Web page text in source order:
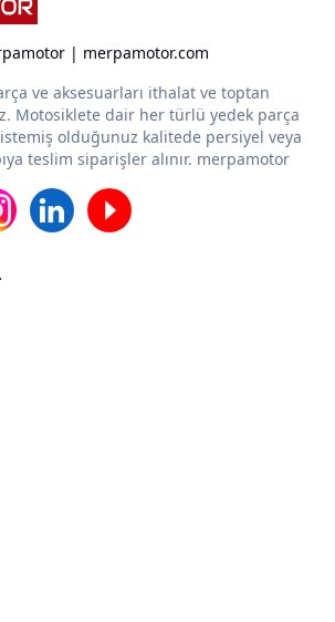
| merpamotor.com
ve aksesuarları ithalat ve toptan
Motosiklete dair her türlü yedek parça
olduğunuz kalitede persiyel veya
teslim siparişler alınır. merpamotor